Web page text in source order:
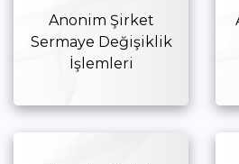
Anonim Şirket
Sermaye Değişiklik
İşlemleri